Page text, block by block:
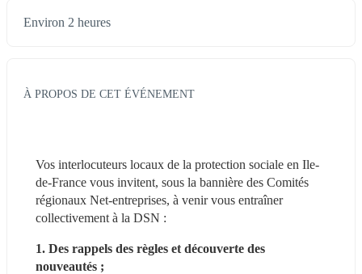
Environ 2 heures
À PROPOS DE CET ÉVÉNEMENT
Vos interlocuteurs locaux de la protection sociale en Ile-
de-France vous invitent, sous la bannière des Comités
régionaux Net-entreprises, à venir vous entraîner
collectivement à la DSN :
1. Des rappels des règles et découverte des
nouveautés ;